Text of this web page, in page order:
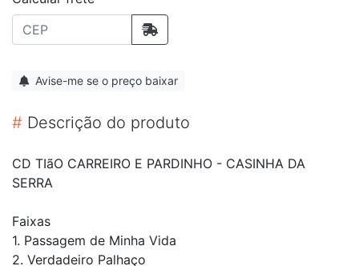
Avise-me se o preço baixar
# Descrição do produto
CD TIãO CARREIRO E PARDINHO - CASINHA DA
SERRA
Faixas
1. Passagem de Minha Vida
2. Verdadeiro Palhaço